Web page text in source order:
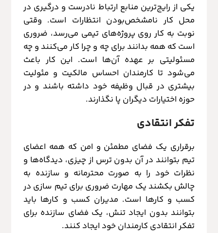
یکی از رایج‌ترین منابع ارتباط نادرست و درگیری در
محل کار نامشخص‌بودن انتظارات است. وقتی
نوبت به کار روی پروژه‌های تیمی می‌رسد، ضروری
است که همه بدانند برای چه و چرا کار می‌کنند و چه
مسئولیتی بر عهده آن‌ها است. این کار باعث
می‌شود تا کارمندان احساس مالکیت و مئولیت
بیشتری در قبال وظیفه خود داشته باشند و در
حوزه اختیارات دیگران پا نگذارند.
تفکر انتقادی
برقراری یک فضای مطمئن و امن که همه اعضای
تیم بتوانند در آن بدون ترس از چیزی، دیدگاه‌ها و
نظرات خود را به صورت محترمانه و سازنده به
چالش بکشند یک مهارت ضروری برای تیم سازی در
کسب و کارها است. مدیران کسب و کارها باید
بتوانند بدون ایجاد تنش، یک فضای سازنده برای
تفکر انتقادی کارمندان خود ایجاد کنند.